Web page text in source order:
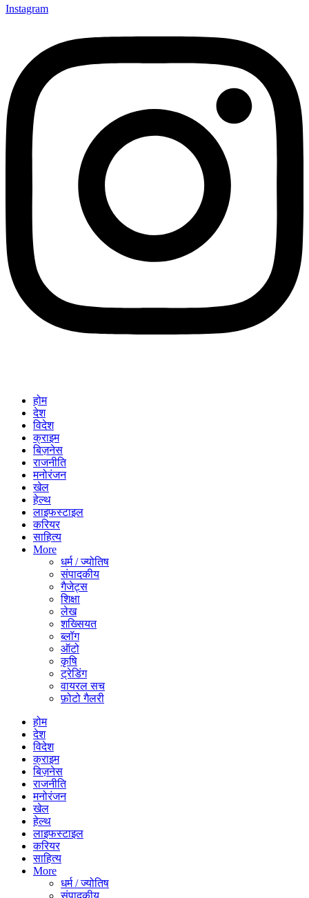
Instagram
होम
देश
विदेश
क्राइम
बिज़नेस
राजनीति
मनोरंजन
खेल
हेल्थ
लाइफस्टाइल
करियर
साहित्य
More
धर्म / ज्योतिष
संपादकीय
गैजेट्स
शिक्षा
लेख
शख्सियत
ब्लॉग
ऑटो
कृषि
ट्रेडिंग
वायरल सच
फ़ोटो गैलरी
होम
देश
विदेश
क्राइम
बिज़नेस
राजनीति
मनोरंजन
खेल
हेल्थ
लाइफस्टाइल
करियर
साहित्य
More
धर्म / ज्योतिष
संपादकीय